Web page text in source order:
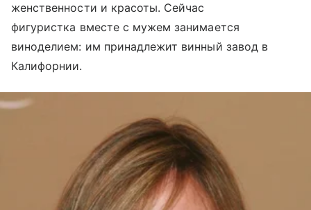
женственности и красоты. Сейчас
фигуристка вместе с мужем занимается
виноделием: им принадлежит винный завод в
Калифорнии.